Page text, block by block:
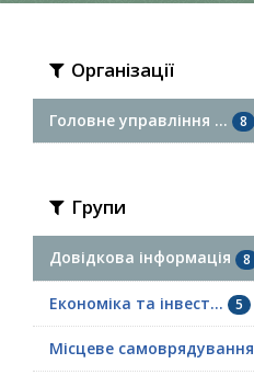
Організації
Головне управління ... 8
Групи
Довідкова інформація 8
Економіка та інвест... 5
Місцеве самоврядування